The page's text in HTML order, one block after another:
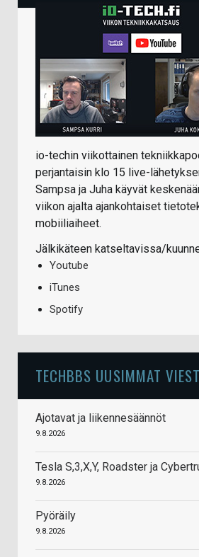
io-techin viikottainen
perjantaisin klo 15 live-
Sampsa ja Juha käyvät
viikon ajalta ajankohtaiset
mobiiliaiheet.
Jälkikäteen katseltavissa/
Youtube
iTunes
Spotify
TECHBBS UUSIMMAT
Ajotavat ja liikennesäännöt
9.8.2026
Tesla S,3,X,Y, Roadster ja
9.8.2026
Pyöräily
9.8.2026